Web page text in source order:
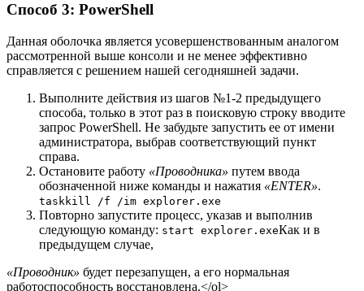
Способ 3: PowerShell
Данная оболочка является усовершенствованным аналогом
рассмотренной выше консоли и не менее эффективно
справляется с решением нашей сегодняшней задачи.
Выполните действия из шагов №1-2 предыдущего
способа, только в этот раз в поисковую строку вводите
запрос PowerShell. Не забудьте запустить ее от имени
администратора, выбрав соответствующий пункт
справа.
Остановите работу «Проводника» путем ввода
обозначенной ниже команды и нажатия «ENTER».
taskkill /f /im explorer.exe
Повторно запустите процесс, указав и выполнив
следующую команду: start explorer.exeКак и в
предыдущем случае,
«Проводник» будет перезапущен, а его нормальная
работоспособность восстановлена.</ol>